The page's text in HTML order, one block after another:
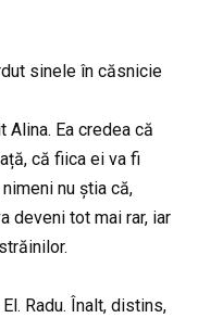
sinele în căsnicie
Alina. Ea credea că
că fiica ei va fi
nu știa că,
deveni tot mai rar, iar
Radu. Înalt, distins,